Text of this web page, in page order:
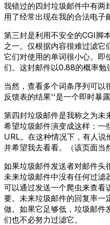
我错过的四封垃圾邮件中有两
用了经常出现在我的合法电子
第三封是利用不安全的CGI脚
之一。仅根据内容很难过滤它
它们对使用的单词很小心。即
们。这封邮件以0.88的概率勉
当然，查看多个词条序列可以
反馈表的结果''是一个即时暴露
第四封垃圾邮件是我称之为未
希望垃圾邮件演变成这样：一
URL。在这种情况下，有人说
并希望我去看看。（该页面当
如果垃圾邮件发送者对邮件头
未来垃圾邮件中没有任何过滤
可以通过发送一个爬虫来查看
要。未来垃圾邮件的回复率一
做。如果它足够低，垃圾邮件
们也不必努力过滤它。